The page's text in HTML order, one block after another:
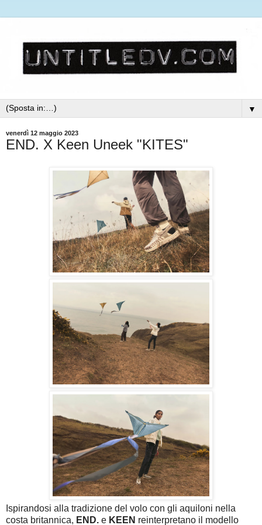
▼
venerdì 12 maggio 2023
END. X Keen Uneek "KITES"
Ispirandosi alla tradizione del volo con gli aquiloni nella
costa britannica, END. e KEEN reinterpretano il modello